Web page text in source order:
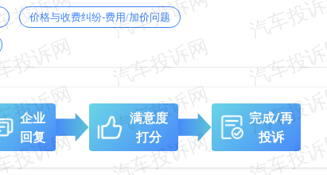
价格与收费纠纷-费用/加价问题
企业
回复
满意度
打分
完成/再
投诉